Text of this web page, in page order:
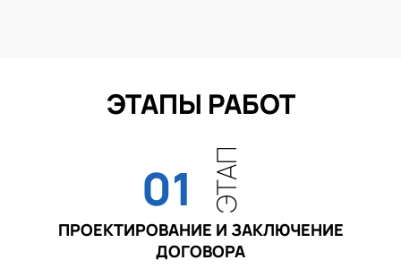
ЭТАПЫ РАБОТ
01 ЭТАП
ПРОЕКТИРОВАНИЕ И ЗАКЛЮЧЕНИЕ
ДОГОВОРА